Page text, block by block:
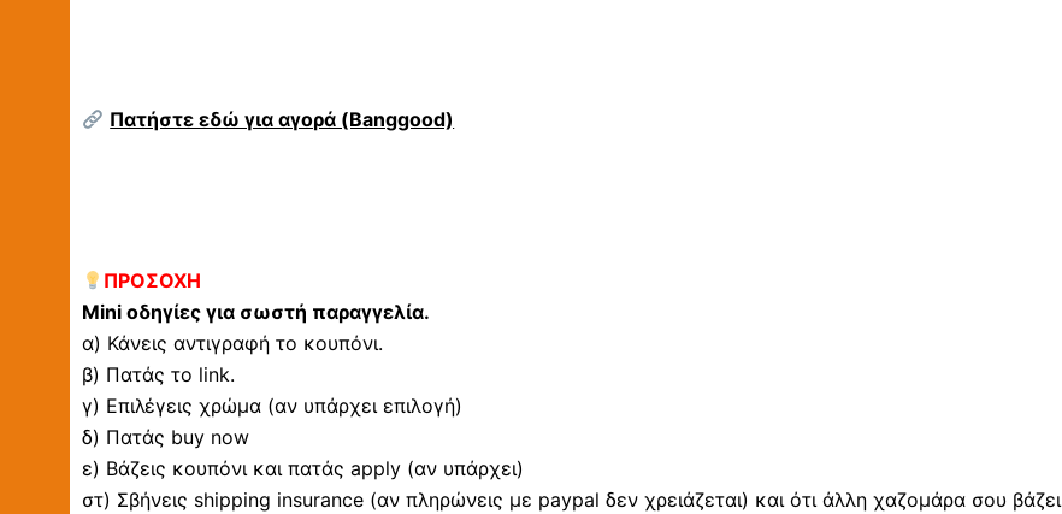
Πατήστε εδώ για αγορά (Banggood)
ΠΡΟΣΟΧΗ
Mini οδηγίες για σωστή παραγγελία.
α) Κάνεις αντιγραφή το κουπόνι.
β) Πατάς το link.
γ) Επιλέγεις χρώμα (αν υπάρχει επιλογή)
δ) Πατάς buy now
ε) Βάζεις κουπόνι και πατάς apply (αν υπάρχει)
στ) Σβήνεις shipping insurance (αν πληρώνεις με paypal δεν χρειάζεται) και ότι άλλη χαζομάρα σου βάζει